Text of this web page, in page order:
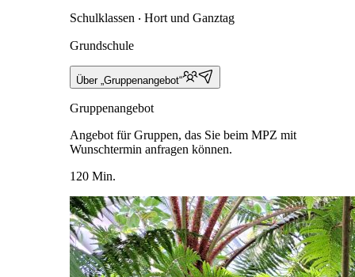
Schulklassen ‧ Hort und Ganztag
Grundschule
Über „Gruppenangebot“
Gruppenangebot
Angebot für Gruppen, das Sie beim MPZ mit
Wunschtermin anfragen können.
120 Min.